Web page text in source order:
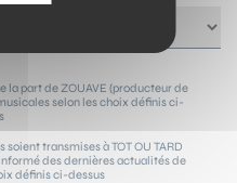
la part de ZOUAVE (producteur de
selon les choix définis ci-
transmises à TOT OU TARD
des dernières actualités de
définis ci-dessus